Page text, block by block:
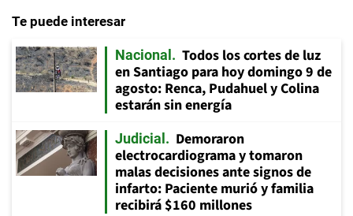
Te puede interesar
Nacional
Todos los cortes de luz
en Santiago para hoy domingo 9 de
agosto: Renca, Pudahuel y Colina
estarán sin energía
Judicial
Demoraron
electrocardiograma y tomaron
malas decisiones ante signos de
infarto: Paciente murió y familia
recibirá $160 millones